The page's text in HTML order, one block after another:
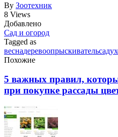
By Зоотехник
8 Views
Добавлено
Сад и огород
Tagged as
веснадеревоопрыскивательсад
Похожие
5 важных правил,
при покупке рассады